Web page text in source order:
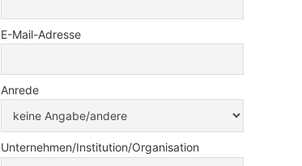
E-Mail-Adresse
Anrede
Unternehmen/Institution/Organisation